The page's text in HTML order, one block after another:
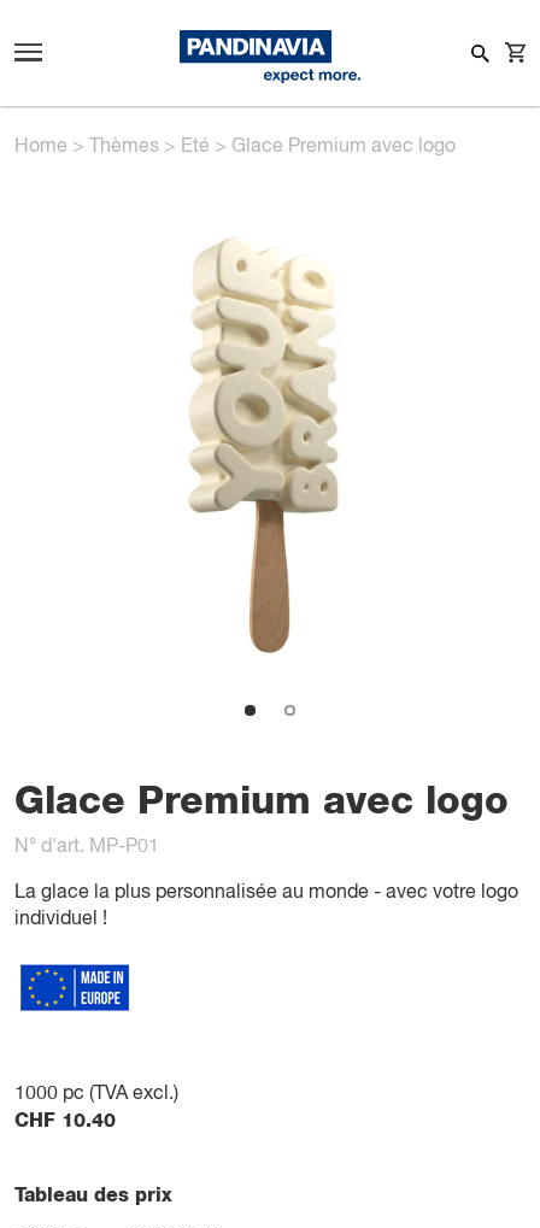
Home > Thèmes > Eté > Glace Premium avec logo
Glace Premium avec logo
N° d'art. MP-P01
La glace la plus personnalisée au monde - avec votre logo
individuel !
1000 pc (TVA excl.)
CHF 10.40
Tableau des prix